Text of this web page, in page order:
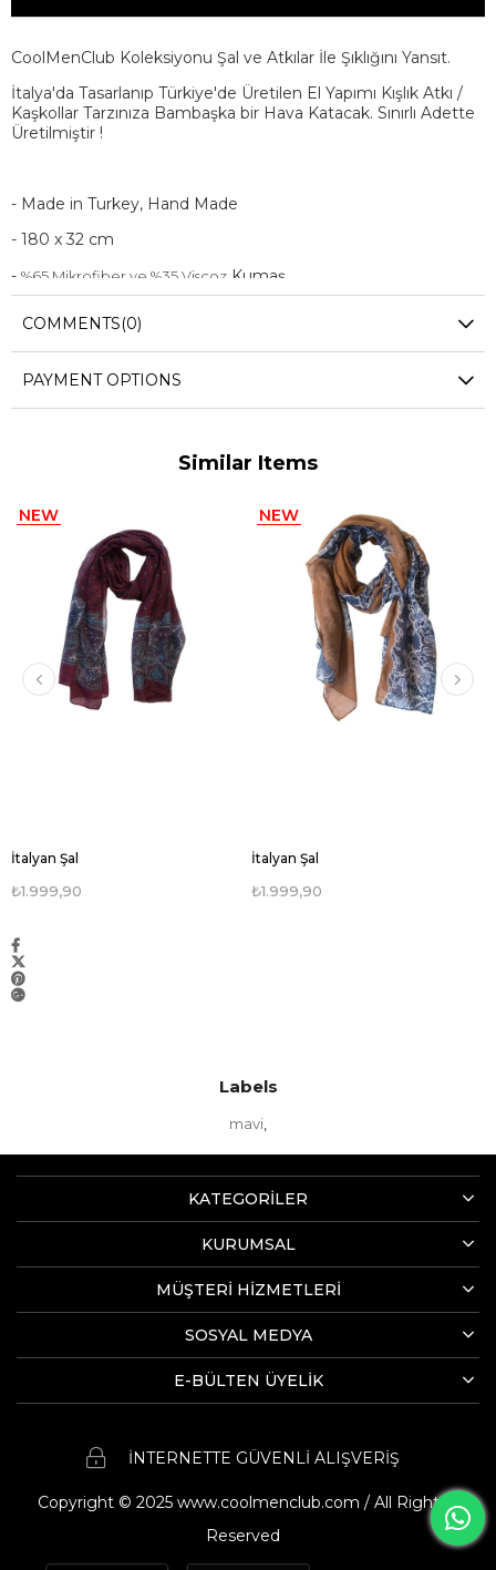
CoolMenClub Koleksiyonu Şal ve Atkılar İle Şıklığını Yansıt.
İtalya'da Tasarlanıp Türkiye'de Üretilen El Yapımı Kışlık Atkı /
Kaşkollar Tarzınıza Bambaşka bir Hava Katacak. Sınırlı Adette
Üretilmiştir !
- Made in Turkey, Hand Made
- 180 x 32 cm
- %65 Mikrofiber ve %35 Viscoz Kumaş
- Mavi
COMMENTS(0)
PAYMENT OPTIONS
Similar Items
İtalyan Şal
₺1.999,90
NEW
İtalyan Şal
₺1.999,90
NEW
Labels
mavi,
KATEGORİLER
KURUMSAL
MÜŞTERİ HİZMETLERİ
SOSYAL MEDYA
E-BÜLTEN ÜYELİK
İNTERNETTE GÜVENLİ ALIŞVERİŞ
Copyright © 2025 www.coolmenclub.com / All Rights
Reserved